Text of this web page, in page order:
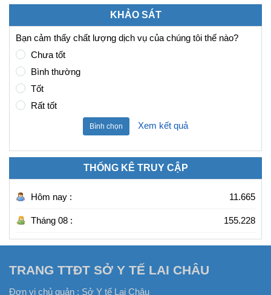
KHẢO SÁT
Bạn cảm thấy chất lượng dịch vụ của chúng tôi thế nào?
Chưa tốt
Bình thường
Tốt
Rất tốt
Bình chọn Xem kết quả
THỐNG KÊ TRUY CẬP
Hôm nay : 11.665
Tháng 08 : 155.228
TRANG TTĐT SỞ Y TẾ LAI CHÂU
Đơn vị chủ quản : Sở Y tế Lai Châu